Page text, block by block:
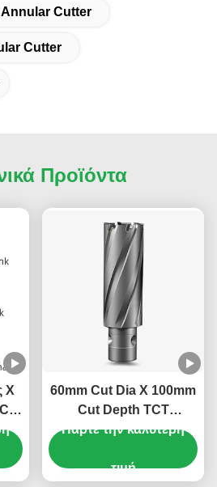
Annular Cutter
Cutter
Προϊόντα
X
60mm Cut Dia X 100mm
Cut Depth TCT
Αγγειοειδείς κόφτες
Shank Carbide Tipped
Πάρτε την καλύτερη
τιμή